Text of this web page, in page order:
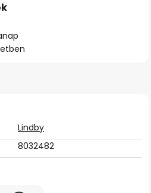
Lindby
8032482